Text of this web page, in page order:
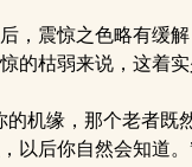
，震惊之色略有缓
的枯弱来说，这着实
机缘，那个老者既
以后你自然会知道。